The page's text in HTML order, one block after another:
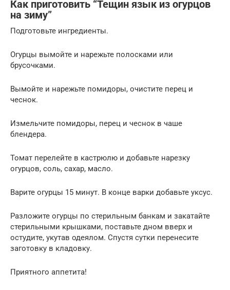
Как приготовить “Тещин язык из огурцов
на зиму”
Подготовьте ингредиенты.
Огурцы вымойте и нарежьте полосками или
брусочками.
Вымойте и нарежьте помидоры, очистите перец и
чеснок.
Измельчите помидоры, перец и чеснок в чаше
блендера.
Томат перелейте в кастрюлю и добавьте нарезку
огурцов, соль, сахар, масло.
Варите огурцы 15 минут. В конце варки добавьте уксус.
Разложите огурцы по стерильным банкам и закатайте
стерильными крышками, поставьте дном вверх и
остудите, укутав одеялом. Спустя сутки перенесите
заготовку в кладовку.
Приятного аппетита!